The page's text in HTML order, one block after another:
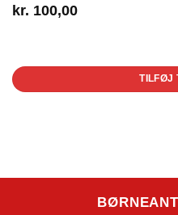
kr. 100,00
TILFØJ